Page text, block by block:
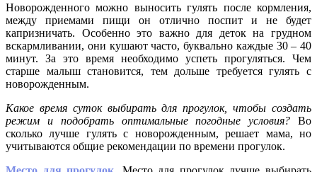
Новорожденного можно выносить гулять после кормления,
между приемами пищи он отлично поспит и не будет
капризничать. Особенно это важно для деток на грудном
вскармливании, они кушают часто, буквально каждые 30 – 40
минут. За это время необходимо успеть прогуляться. Чем
старше малыш становится, тем дольше требуется гулять с
новорожденным.
Какое время суток выбирать для прогулок, чтобы создать
режим и подобрать оптимальные погодные условия? Во
сколько лучше гулять с новорожденным, решает мама, но
учитываются общие рекомендации по времени прогулок.